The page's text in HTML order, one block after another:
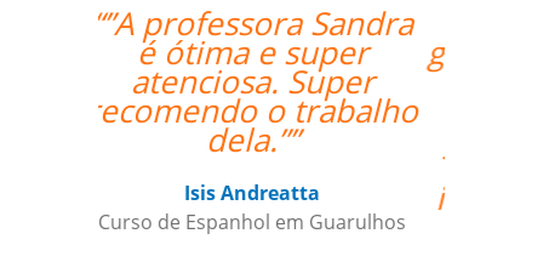
“”Lessons are going
great. Hugo is very nice
and helpful. I found
you guys online and
you seemed to fit my
individualized training
the best.””